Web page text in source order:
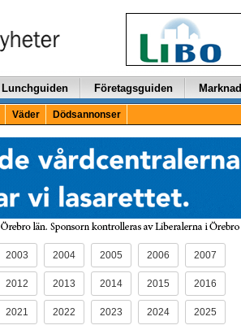
Lunchguiden Företagsguiden Marknad
Väder Dödsannonser
2003 2004 2005 2006 2007
2012 2013 2014 2015 2016
2021 2022 2023 2024 2025